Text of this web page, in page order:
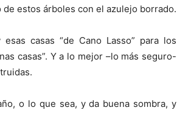
de estos árboles con el azulejo borrado.
casas “de Cano Lasso” para los
casas”. Y a lo mejor –lo más seguro-
o lo que sea, y da buena sombra, y